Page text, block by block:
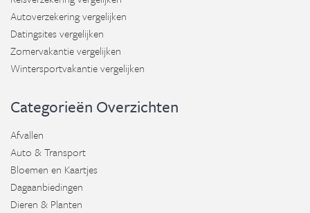
Autoverzekering vergelijken
Datingsites vergelijken
Zomervakantie vergelijken
Wintersportvakantie vergelijken
Categorieën Overzichten
Afvallen
Auto & Transport
Bloemen en Kaartjes
Dagaanbiedingen
Dieren & Planten